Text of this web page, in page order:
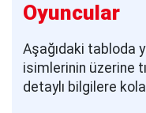
Oyuncular
Aşağıdaki tabloda
isimlerinin üzerine
detaylı bilgilere